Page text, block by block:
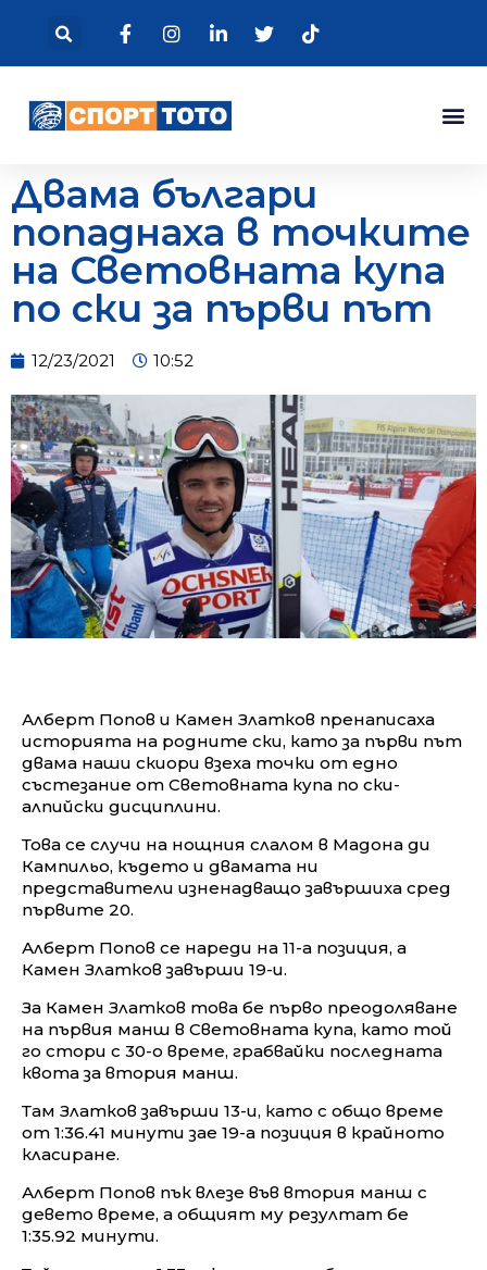
Двама българи
попаднаха в точките
на Световната купа
по ски за първи път
12/23/2021 10:52
Алберт Попов и Камен Златков пренаписаха
историята на родните ски, като за първи път
двама наши скиори взеха точки от едно
състезание от Световната купа по ски-
алпийски дисциплини.
Това се случи на нощния слалом в Мадона ди
Кампильо, където и двамата ни
представители изненадващо завършиха сред
първите 20.
Алберт Попов се нареди на 11-а позиция, а
Камен Златков завърши 19-и.
За Камен Златков това бе първо преодоляване
на първия манш в Световната купа, като той
го стори с 30-о време, грабвайки последната
квота за втория манш.
Там Златков завърши 13-и, като с общо време
от 1:36.41 минути зае 19-а позиция в крайното
класиране.
Алберт Попов пък влезе във втория манш с
девето време, а общият му резултат бе
1:35.92 минути.